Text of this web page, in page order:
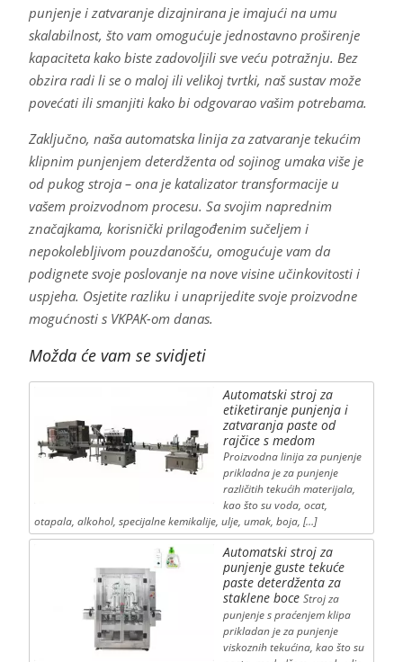
punjenje i zatvaranje dizajnirana je imajući na umu
skalabilnost, što vam omogućuje jednostavno proširenje
kapaciteta kako biste zadovoljili sve veću potražnju. Bez
obzira radi li se o maloj ili velikoj tvrtki, naš sustav može
povećati ili smanjiti kako bi odgovarao vašim potrebama.
Zaključno, naša automatska linija za zatvaranje tekućim
klipnim punjenjem deterdženta od sojinog umaka više je
od pukog stroja – ona je katalizator transformacije u
vašem proizvodnom procesu. Sa svojim naprednim
značajkama, korisnički prilagođenim sučeljem i
nepokolebljivom pouzdanošću, omogućuje vam da
podignete svoje poslovanje na nove visine učinkovitosti i
uspjeha. Osjetite razliku i unaprijedite svoje proizvodne
mogućnosti s VKPAK-om danas.
Možda će vam se svidjeti
Automatski stroj za
etiketiranje punjenja i
zatvaranja paste od
rajčice s medom
Proizvodna linija za punjenje
prikladna je za punjenje
različitih tekućih materijala,
kao što su voda, ocat,
otapala, alkohol, specijalne kemikalije, ulje, umak, boja, […]
Automatski stroj za
punjenje guste tekuće
paste deterdženta za
staklene boce Stroj za
punjenje s praćenjem klipa
prikladan je za punjenje
viskoznih tekućina, kao što su